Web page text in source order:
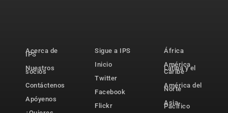
Acerca de
IPS
Nuestros
socios
Contáctenos
Apóyenos
Sigue a IPS
Inicio
Twitter
Facebook
Flickr
África
América
Latina y el
Caribe
América del
Norte
Asia-
Pacífico